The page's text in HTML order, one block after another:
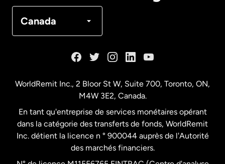
Canada
Français
États-Unis Español
WorldRemit Inc., 2 Bloor St W, Suite 700, Toronto, ON,
M4W 3E2, Canada.
En tant qu'entreprise de services monétaires opérant
dans la catégorie des transferts de fonds, WorldRemit
Inc. détient la licence n ° 900044 auprès de l'Autorité
des marchés financiers.